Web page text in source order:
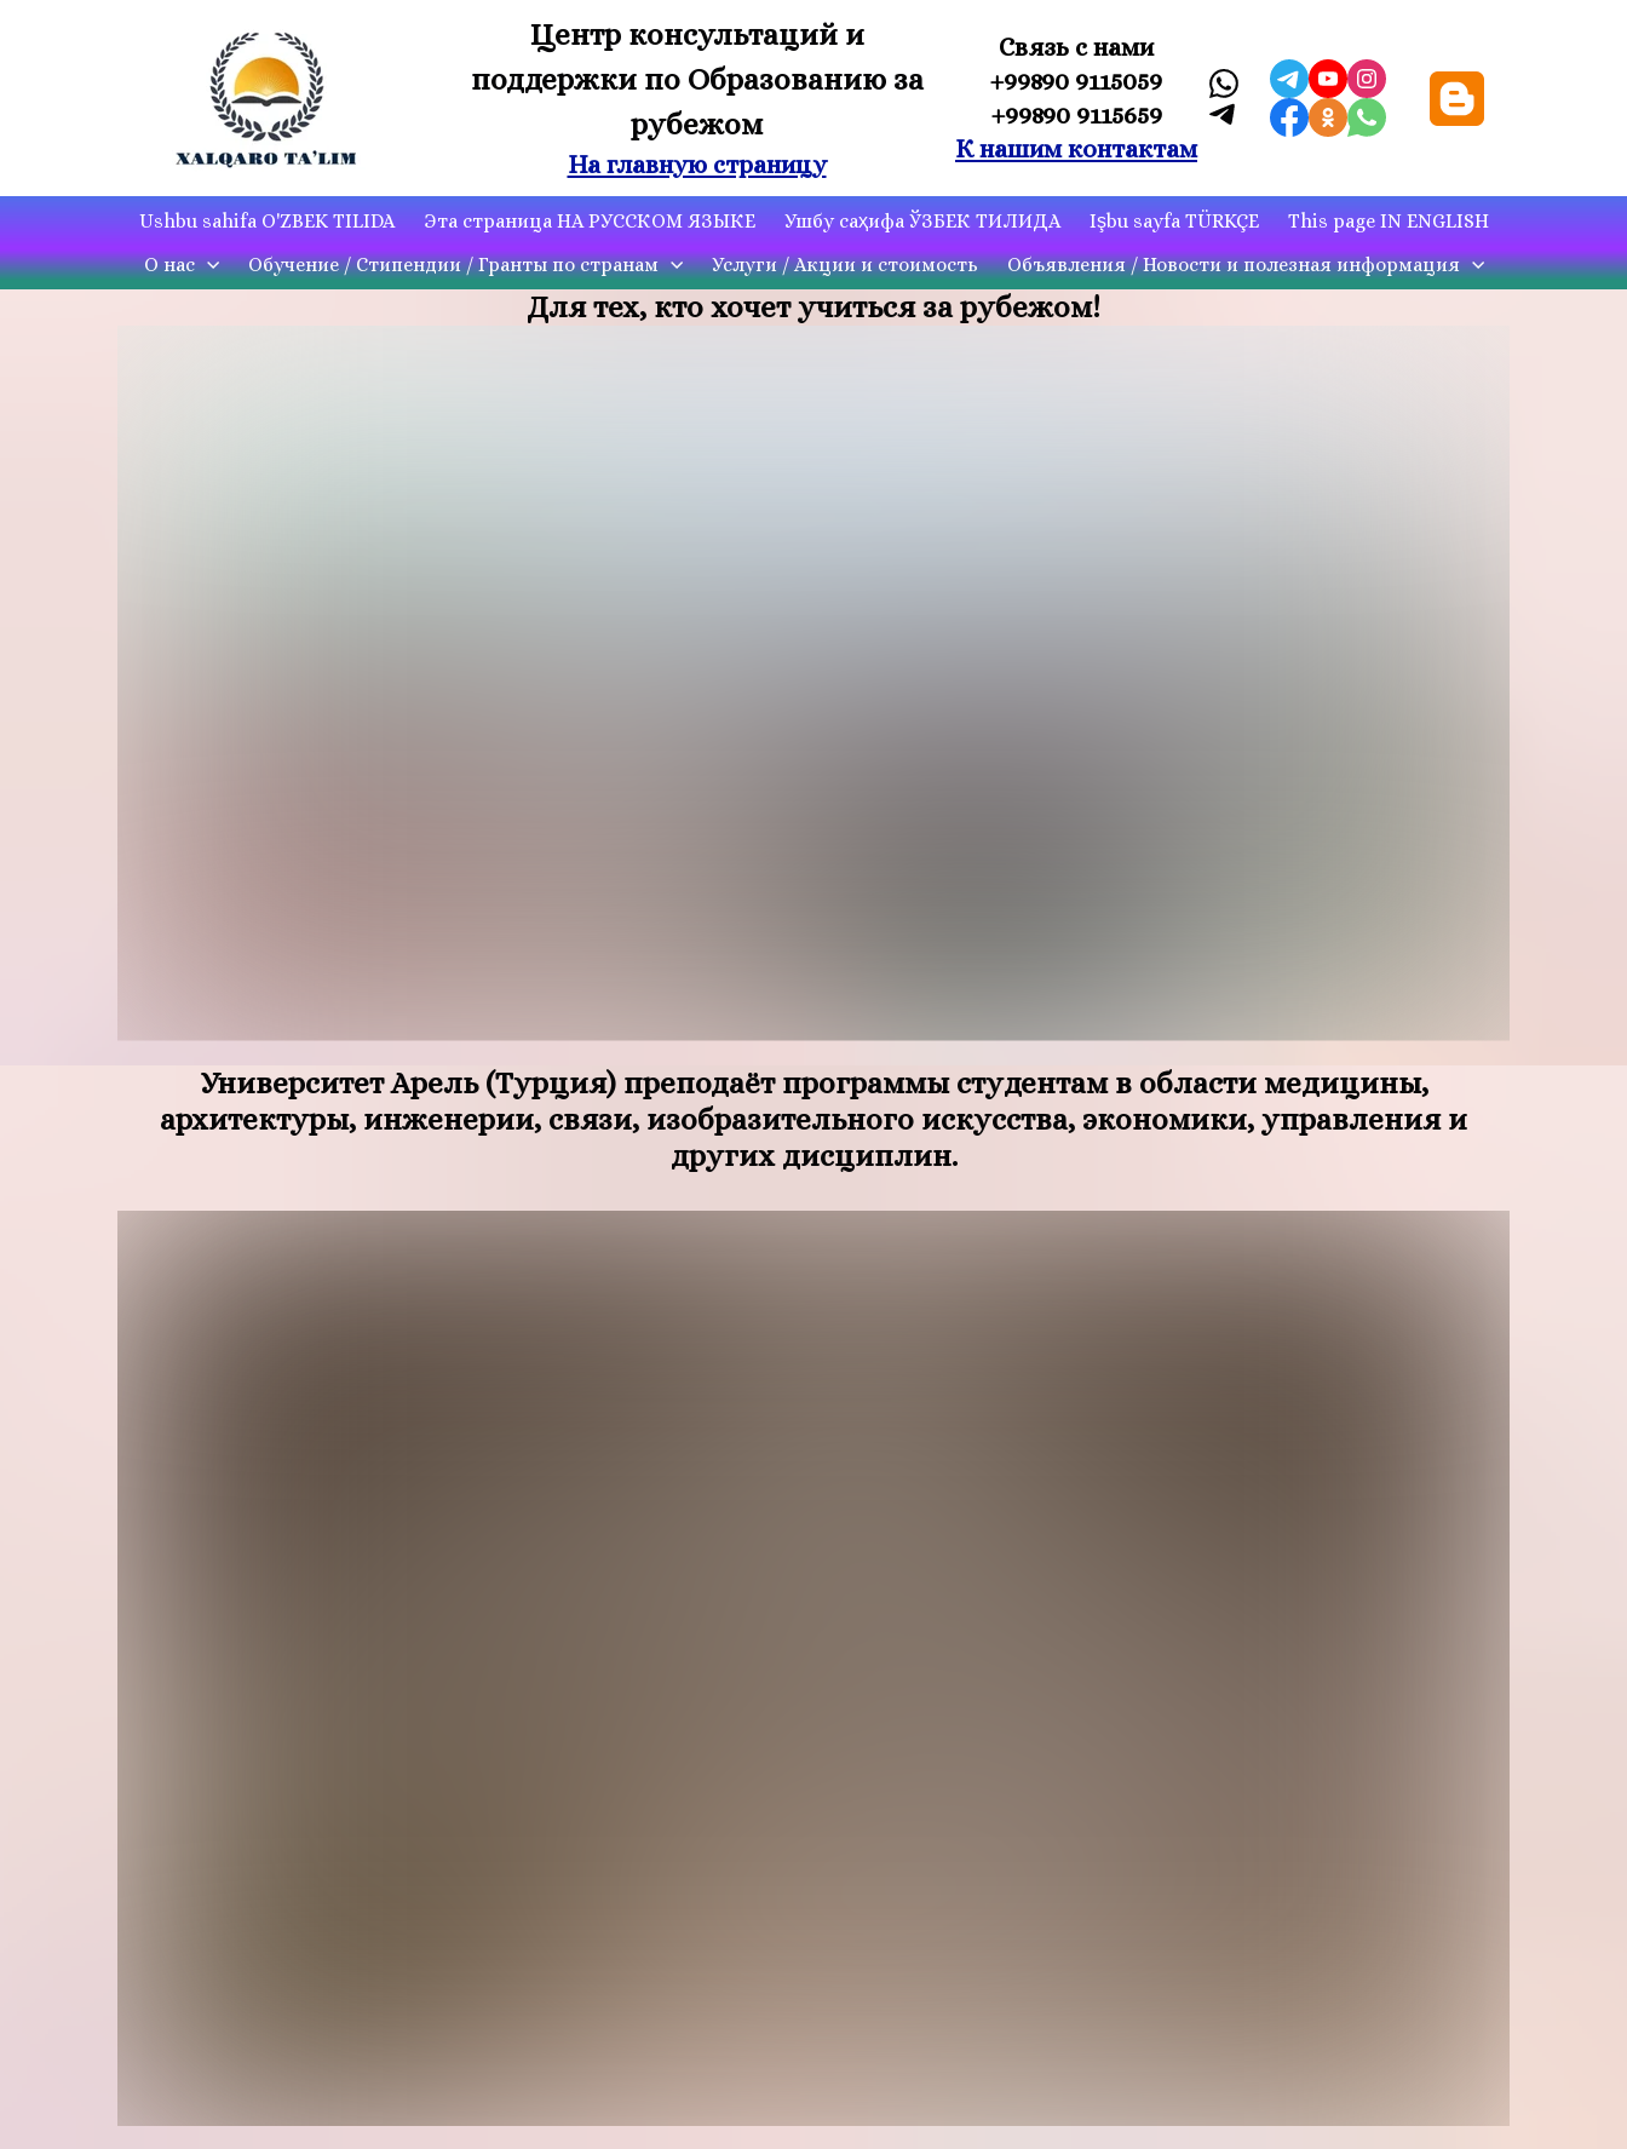
Центр консультаций и
поддержки по Образованию за
рубежом
На главную страницу
Связь с нами
+99890 9115059
+99890 9115659
К нашим контактам
Ushbu sahifa O'ZBEK TILIDA Эта страница НА РУССКОМ ЯЗЫКЕ Ушбу саҳифа ЎЗБЕК ТИЛИДА Işbu sayfa TÜRKÇE
This page IN ENGLISH
О нас
Обучение / Стипендии / Гранты по странам Услуги / Акции и стоимость Объявления / Новости и полезная информация
Для тех, кто хочет учиться за рубежом!
Университет Арель (Турция) преподаёт программы студентам в области медицины,
архитектуры, инженерии, связи, изобразительного искусства, экономики, управления и
других дисциплин.